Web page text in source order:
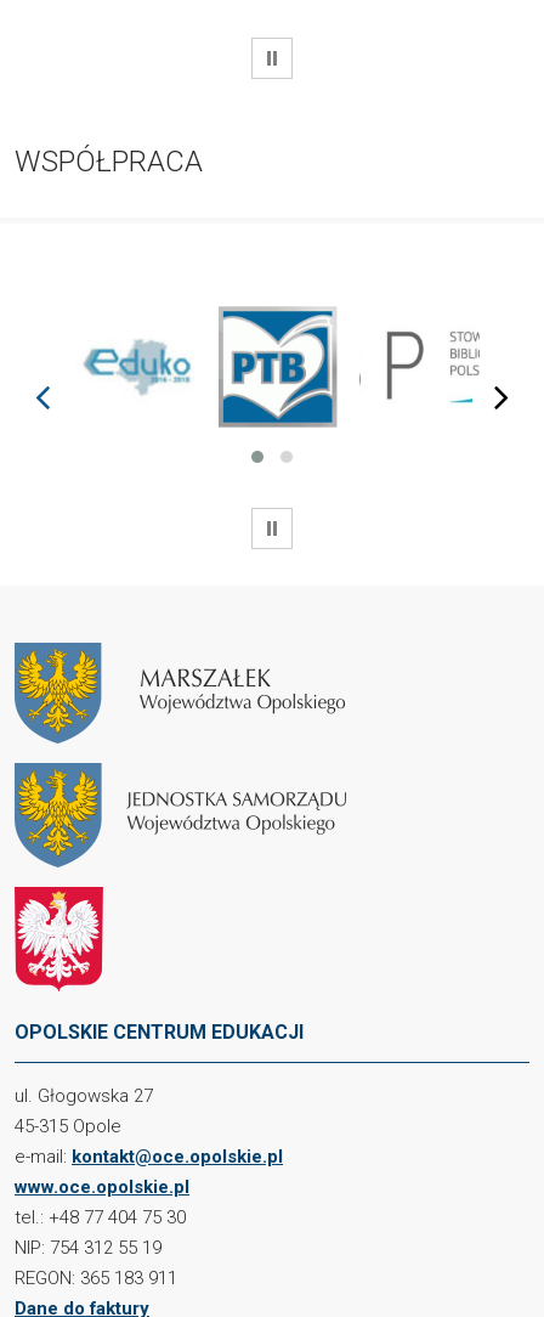
WSTRZYMAJ
WSPÓŁPRACA
prev next
WSTRZYMAJ
OPOLSKIE CENTRUM EDUKACJI
ul. Głogowska 27
45-315 Opole
e-mail: kontakt@oce.opolskie.pl
www.oce.opolskie.pl
tel.: +48 77 404 75 30
NIP: 754 312 55 19
REGON: 365 183 911
Dane do faktury